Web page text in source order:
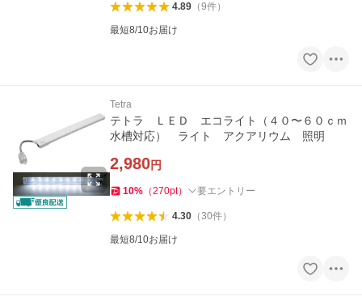
4.89（9件）
最短8/10お届け
Tetra
テトラ ＬＥＤ エコライト（４０〜６０ｃｍ
水槽対応） ライト アクアリウム 照明
2,980円
10% （270pt） 要エントリー
4.30（30件）
最短8/10お届け